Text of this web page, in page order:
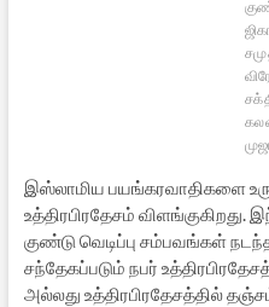
இஸ்லாமிய பயங்கரவாதிகளை
உத்திரபிரதேசம் விளங்குகிறது.
குண்டு வெடிப்பு சம்பவங்கள்
சந்தேகப்படும் நபர்
அல்லது உத்திரபிரதேசத்தில் தஞ்சம்